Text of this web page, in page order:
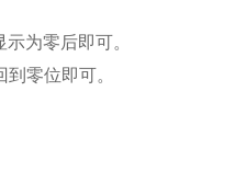
为零后即可。
零位即可。